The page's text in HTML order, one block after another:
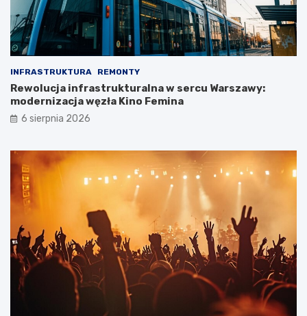
INFRASTRUKTURA REMONTY
Rewolucja infrastrukturalna w sercu Warszawy:
modernizacja węzła Kino Femina
6 sierpnia 2026